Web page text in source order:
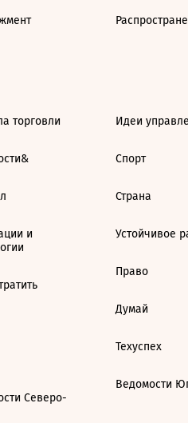
торговли
и
Северо-
Идеи
Спорт
Страна
Устойчивое
Право
Думай
Техуспех
Ведомости